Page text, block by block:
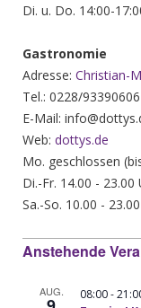
Di. u. Do. 14:00-
Gastronomie
Adresse: Christian-
Tel.: 0228/93390606
E-Mail:
Web: dottys.de
Mo. geschlossen
Di.-Fr. 14.00 - 23.00
Sa.-So. 10.00 -
Anstehende
AUG. 08:00-